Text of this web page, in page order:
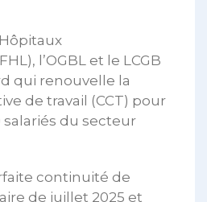
l’OGBL et le LCGB
qui renouvelle la
de travail (CCT) pour
salariés du secteur
continuité de
de juillet 2025 et